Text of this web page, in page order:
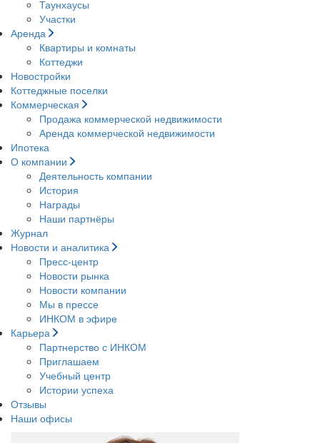
Таунхаусы
Участки
Аренда
Квартиры и комнаты
Коттеджи
Новостройки
Коттеджные поселки
Коммерческая
Продажа коммерческой недвижимости
Аренда коммерческой недвижимости
Ипотека
О компании
Деятельность компании
История
Награды
Наши партнёры
Журнал
Новости и аналитика
Пресс-центр
Новости рынка
Новости компании
Мы в прессе
ИНКОМ в эфире
Карьера
Партнерство с ИНКОМ
Приглашаем
Учебный центр
Истории успеха
Отзывы
Наши офисы